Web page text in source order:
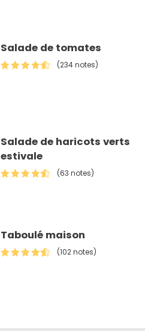
Salade de tomates
(234 notes)
Salade de haricots verts
estivale
(63 notes)
Taboulé maison
(102 notes)